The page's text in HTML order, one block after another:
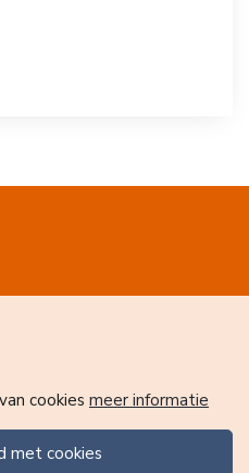
cookies meer informatie
met cookies